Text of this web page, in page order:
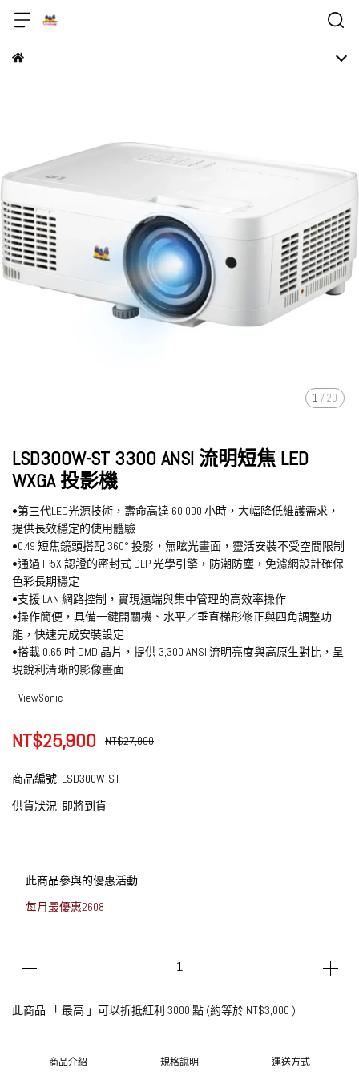
1 /20
LSD300W-ST 3300 ANSI 流明短焦 LED
WXGA 投影機
•第三代LED光源技術，壽命高達 60,000 小時，大幅降低維護需求，
提供長效穩定的使用體驗
•0.49 短焦鏡頭搭配 360° 投影，無眩光畫面，靈活安裝不受空間限制
•通過 IP5X 認證的密封式 DLP 光學引擎，防潮防塵，免濾網設計確保
色彩長期穩定
•支援 LAN 網路控制，實現遠端與集中管理的高效率操作
•操作簡便，具備一鍵開關機、水平／垂直梯形修正與四角調整功
能，快速完成安裝設定
•搭載 0.65 吋 DMD 晶片，提供 3,300 ANSI 流明亮度與高原生對比，呈
現銳利清晰的影像畫面
ViewSonic
NT$25,900 NT$27,900
商品編號: LSD300W-ST
供貨狀況: 即將到貨
此商品參與的優惠活動
每月最優惠2608
此商品 「 最高 」可以折抵紅利 3000 點 (約等於 NT$3,000 )
商品介紹 規格說明 運送方式